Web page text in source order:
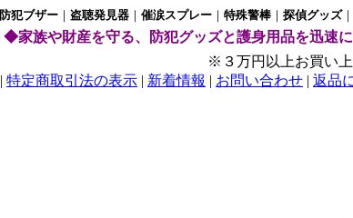
防犯ブザー ｜ 盗聴発見器 ｜ 催涙スプレー ｜ 特殊警棒 ｜ 探偵グッズ｜
◆家族や財産を守る、防犯グッズと護身用品を迅速に
※３万円以上お買い上
| 特定商取引法の表示 | 新着情報 | お問い合わせ | 返品